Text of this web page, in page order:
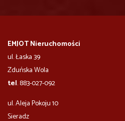
EMJOT Nieruchomości
ul. Łaska 39
Zduńska Wola
tel. 883-027-092
ul. Aleja Pokoju 10
​​​​​Sieradz